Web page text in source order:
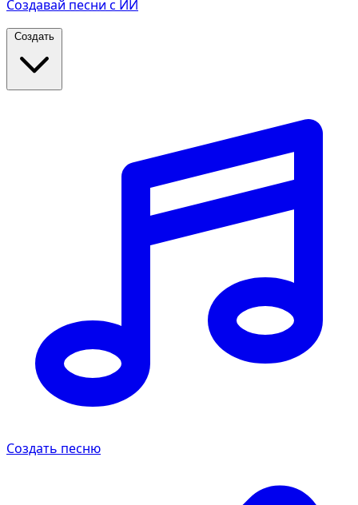
Создавай песни с ИИ
Создать
Создать песню